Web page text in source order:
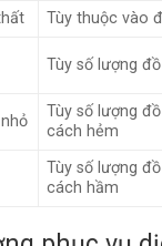
Tùy thuộc vào
Tùy số lượng
Tùy số lượng
cách hẻm
Tùy số lượng
cách hầm